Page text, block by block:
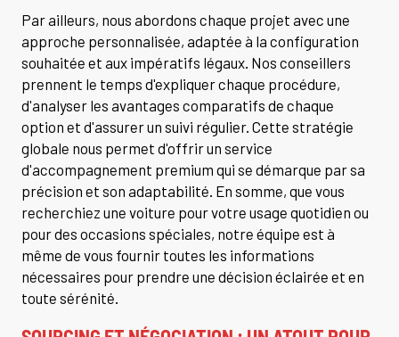
Par ailleurs, nous abordons chaque projet avec une
approche personnalisée, adaptée à la configuration
souhaitée et aux impératifs légaux. Nos conseillers
prennent le temps d'expliquer chaque procédure,
d'analyser les avantages comparatifs de chaque
option et d'assurer un suivi régulier. Cette stratégie
globale nous permet d'offrir un service
d'accompagnement premium qui se démarque par sa
précision et son adaptabilité. En somme, que vous
recherchiez une voiture pour votre usage quotidien ou
pour des occasions spéciales, notre équipe est à
même de vous fournir toutes les informations
nécessaires pour prendre une décision éclairée et en
toute sérénité.